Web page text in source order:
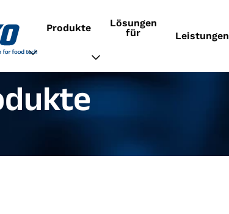
Produkte
Lösungen
für
Leistungen